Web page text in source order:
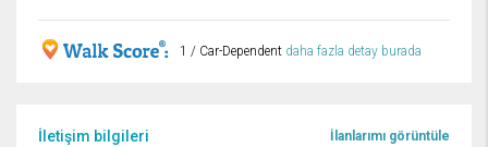
1 / Car-Dependent daha fazla detay burada
İletişim bilgileri İlanlarımı görüntüle